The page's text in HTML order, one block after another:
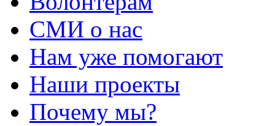
СМИ о нас
Нам уже помогают
Наши проекты
Почему мы?